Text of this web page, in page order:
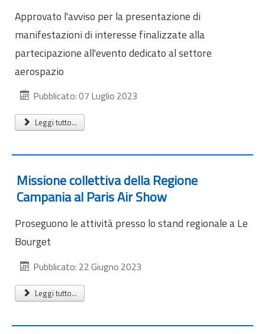
Approvato l'avviso per la presentazione di
manifestazioni di interesse finalizzate alla
partecipazione all'evento dedicato al settore
aerospazio
Pubblicato: 07 Luglio 2023
Leggi tutto...
Missione collettiva della Regione
Campania al Paris Air Show
Proseguono le attività presso lo stand regionale a Le
Bourget
Pubblicato: 22 Giugno 2023
Leggi tutto...